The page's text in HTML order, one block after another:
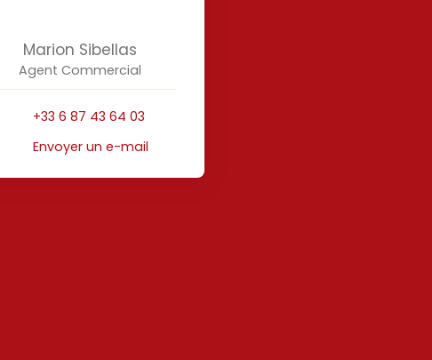
Marion Sibellas
Agent Commercial
+33 6 87 43 64 03
Envoyer un e-mail